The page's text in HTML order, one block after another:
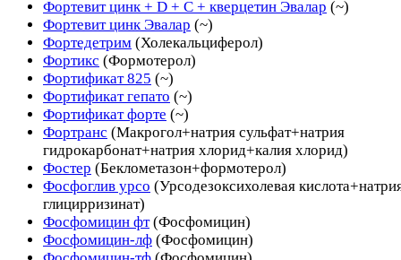
Фортевит цинк + D + C + кверцетин Эвалар (~)
Фортевит цинк Эвалар (~)
Фортедетрим (Холекальциферол)
Фортикс (Формотерол)
Фортификат 825 (~)
Фортификат гепато (~)
Фортификат форте (~)
Фортранс (Макрогол+натрия сульфат+натрия
гидрокарбонат+натрия хлорид+калия хлорид)
Фостер (Беклометазон+формотерол)
Фосфоглив урсо (Урсодезоксихолевая
глицирризинат)
Фосфомицин фт (Фосфомицин)
Фосфомицин-лф (Фосфомицин)